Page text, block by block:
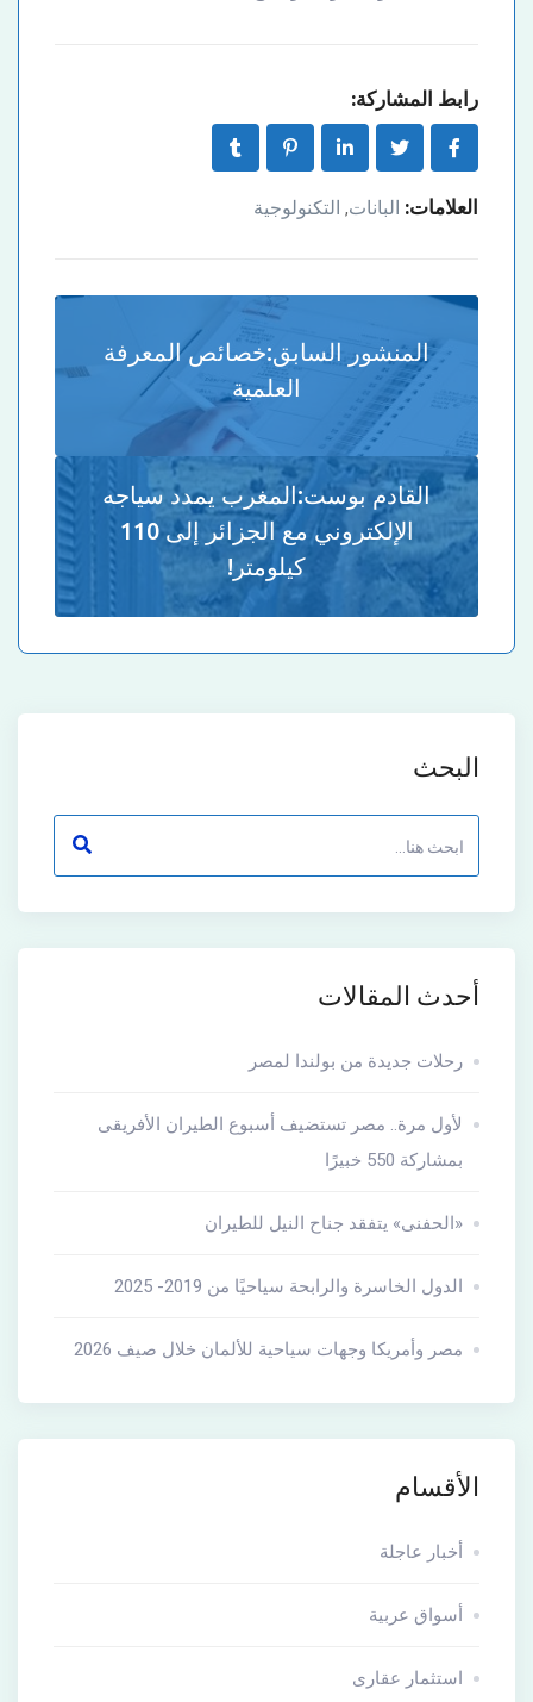
رابط المشاركة:
العلامات: البانات, التكنولوجية
المنشور السابق:خصائص المعرفة
العلمية
القادم بوست:المغرب يمدد سياجه
الإلكتروني مع الجزائر إلى 110
كيلومتر!
البحث
أحدث المقالات
رحلات جديدة من بولندا لمصر
لأول مرة.. مصر تستضيف أسبوع الطيران الأفريقى
بمشاركة 550 خبيرًا
«الحفنى» يتفقد جناح النيل للطيران
الدول الخاسرة والرابحة سياحيًا من 2019- 2025
مصر وأمريكا وجهات سياحية للألمان خلال صيف 2026
الأقسام
أخبار عاجلة
أسواق عربية
استثمار عقارى